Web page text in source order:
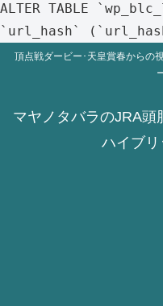
ALTER TABLE
`url_hash`
頂点戦ダービー･天皇賞春からの
マヤノタバラのJRA頭
ハイブ